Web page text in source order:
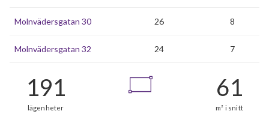
Molnvädersgatan 30 26 8
Molnvädersgatan 32 24 7